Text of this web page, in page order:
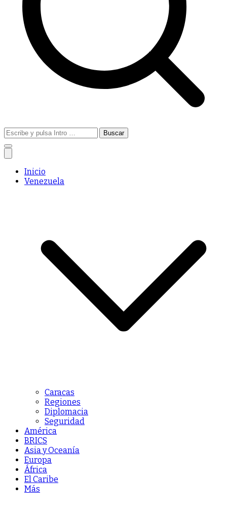
Buscar:
Inicio
Venezuela
Caracas
Regiones
Diplomacia
Seguridad
América
BRICS
Asia y Oceanía
Europa
África
El Caribe
Más